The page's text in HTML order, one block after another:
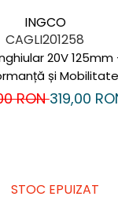
INGCO
CAGLI201258
20V 125mm
și Mobilitate
RON319,00
STOC EPUIZAT